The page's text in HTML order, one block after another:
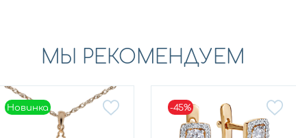
МЫ РЕКОМЕНДУЕМ
Новинка
Новинка -45%